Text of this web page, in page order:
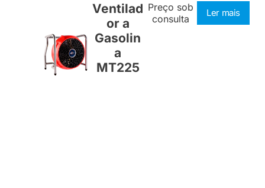
Ventilad
or a
Gasolin
a
MT225
Preço sob
consulta
Ler mais